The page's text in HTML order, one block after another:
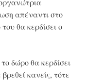
απέναντι στο
θα κερδίσει ο
δώρο θα κερδίσει
κανείς, τότε